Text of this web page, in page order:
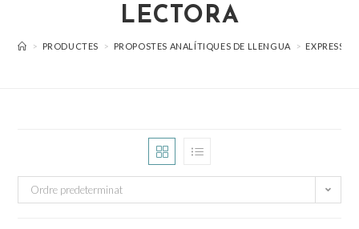
LECTORA
> PRODUCTES > PROPOSTES ANALÍTIQUES DE LLENGUA >
Ordre predeterminat